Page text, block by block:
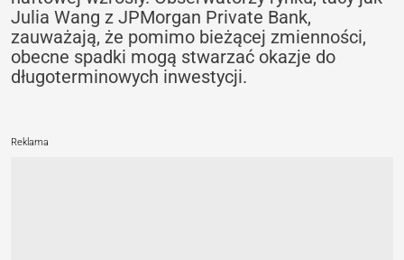
Julia Wang z JPMorgan Private Bank,
zauważają, że pomimo bieżącej zmienności,
obecne spadki mogą stwarzać okazje do
długoterminowych inwestycji.
Reklama